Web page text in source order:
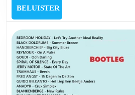
BELUISTER